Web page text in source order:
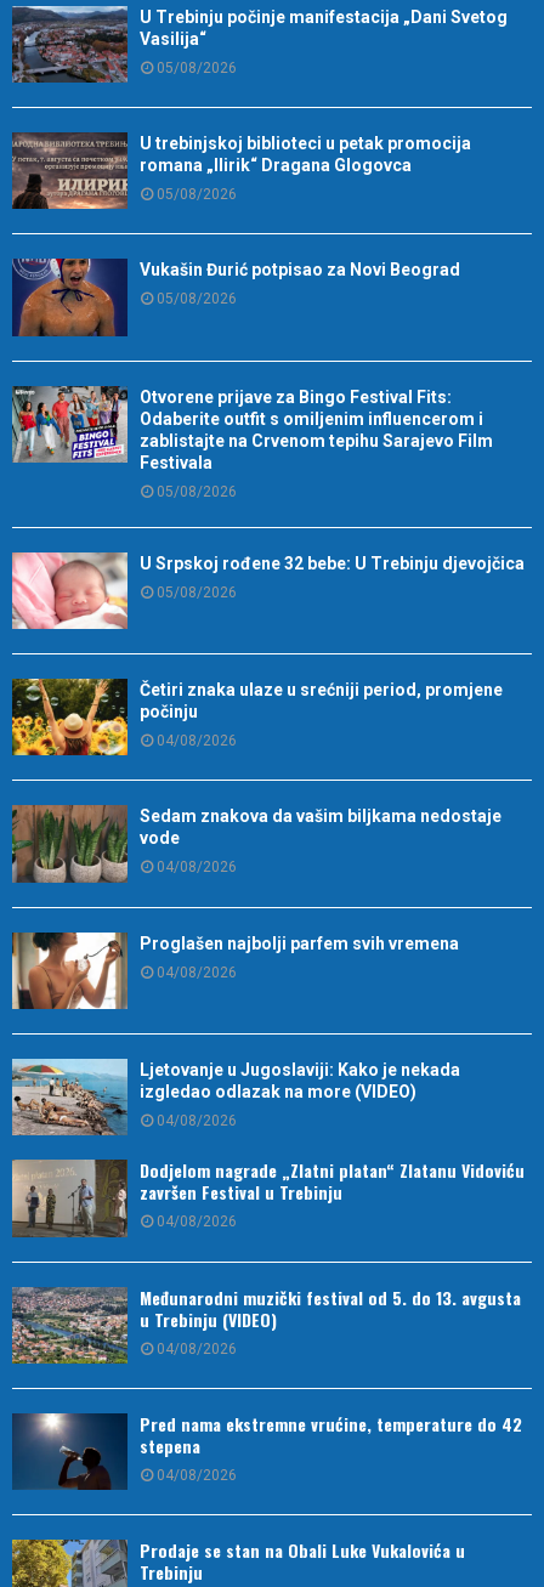
U Trebinju počinje manifestacija „Dani Svetog
Vasilija“
05/08/2026
U trebinjskoj biblioteci u petak promocija
romana „Ilirik“ Dragana Glogovca
05/08/2026
Vukašin Đurić potpisao za Novi Beograd
05/08/2026
Otvorene prijave za Bingo Festival Fits:
Odaberite outfit s omiljenim influencerom i
zablistajte na Crvenom tepihu Sarajevo Film
Festivala
05/08/2026
U Srpskoj rođene 32 bebe: U Trebinju djevojčica
05/08/2026
Četiri znaka ulaze u srećniji period, promjene
počinju
04/08/2026
Sedam znakova da vašim biljkama nedostaje
vode
04/08/2026
Proglašen najbolji parfem svih vremena
04/08/2026
Ljetovanje u Jugoslaviji: Kako je nekada
izgledao odlazak na more (VIDEO)
04/08/2026
Dodjelom nagrade „Zlatni platan“ Zlatanu Vidoviću
završen Festival u Trebinju
04/08/2026
Međunarodni muzički festival od 5. do 13. avgusta
u Trebinju (VIDEO)
04/08/2026
Pred nama ekstremne vrućine, temperature do 42
stepena
04/08/2026
Prodaje se stan na Obali Luke Vukalovića u
Trebinju